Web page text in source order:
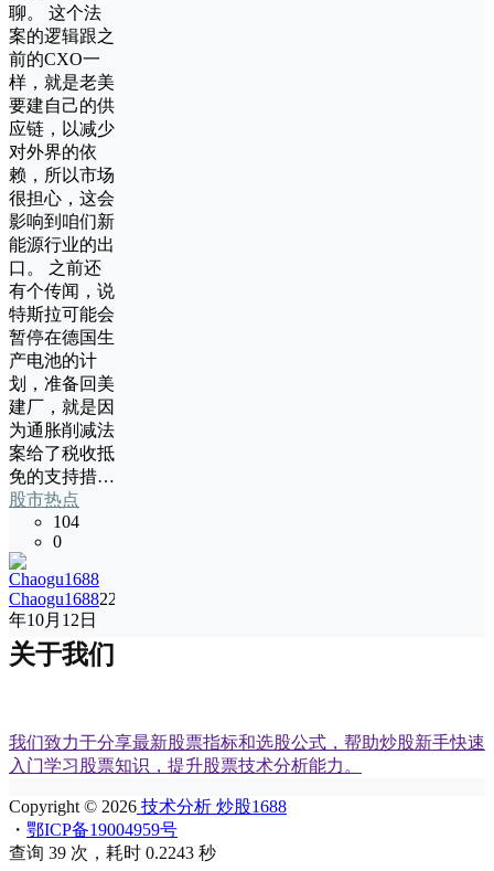
聊。 这个法
案的逻辑跟之
前的CXO一
样，就是老美
要建自己的供
应链，以减少
对外界的依
赖，所以市场
很担心，这会
影响到咱们新
能源行业的出
口。 之前还
有个传闻，说
特斯拉可能会
暂停在德国生
产电池的计
划，准备回美
建厂，就是因
为通胀削减法
案给了税收抵
免的支持措…
股市热点
104
0
Chaogu168822
年10月12日
关于我们
我们致力于分享最新股票指标和选股公式，帮助炒股新手快速
入门学习股票知识，提升股票技术分析能力。
Copyright © 2026 技术分析 炒股1688
・ 鄂ICP备19004959号
查询 39 次，耗时 0.2243 秒